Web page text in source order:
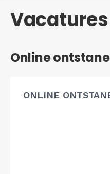
Vacatures
Online
ONLINE